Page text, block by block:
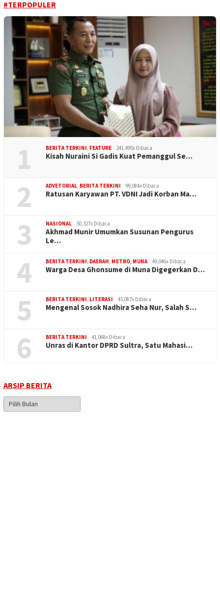
#TERPOPULER
1 BERITA TERKINI, FEATURE 241,495x Dibaca
Kisah Nuraini Si Gadis Kuat Pemanggul Se…
2 ADVETORIAL, BERITA TERKINI 99,084x Dibaca
Ratusan Karyawan PT. VDNI Jadi Korban Ma…
3 NASIONAL 50,327x Dibaca
Akhmad Munir Umumkan Susunan Pengurus
Le…
4 BERITA TERKINI, DAERAH, METRO, MUNA 49,046x Dibaca
Warga Desa Ghonsume di Muna Digegerkan D…
5 BERITA TERKINI, LITERASI 45,087x Dibaca
Mengenal Sosok Nadhira Seha Nur, Salah S…
6 BERITA TERKINI 41,068x Dibaca
Unras di Kantor DPRD Sultra, Satu Mahasi…
ARSIP BERITA
Arsip
Berita